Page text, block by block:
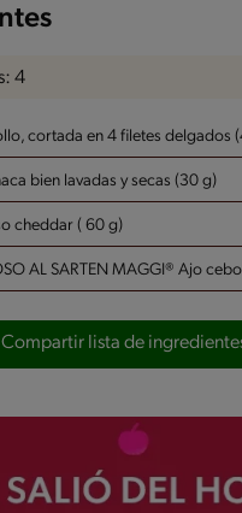
4
cortada en 4 filetes delgados
bien lavadas y secas (30 g)
cheddar ( 60 g)
AL SARTEN MAGGI® Ajo
Compartir lista de